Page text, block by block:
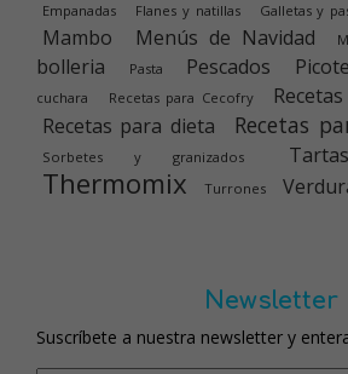
Empanadas Flanes y natillas Galletas y
Mambo Menús de Navidad
bolleria
Pasta Pescados
cuchara
Recetas para Cecofry
Recetas para dieta
Recetas
Sorbetes y granizados
Tartas
Thermomix Turrones
Newsletter
Suscríbete a nuestra newsletter y